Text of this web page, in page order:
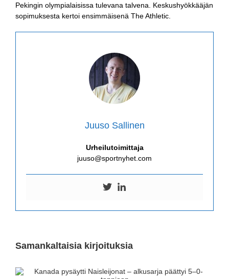
Pekingin olympialaisissa tulevana talvena. Keskushyökkääjän
sopimuksesta kertoi ensimmäisenä The Athletic.
Juuso Sallinen
Urheilutoimittaja
juuso@sportnyhet.com
Samankaltaisia kirjoituksia